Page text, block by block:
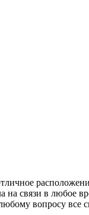
на связи в любое
вопросу все